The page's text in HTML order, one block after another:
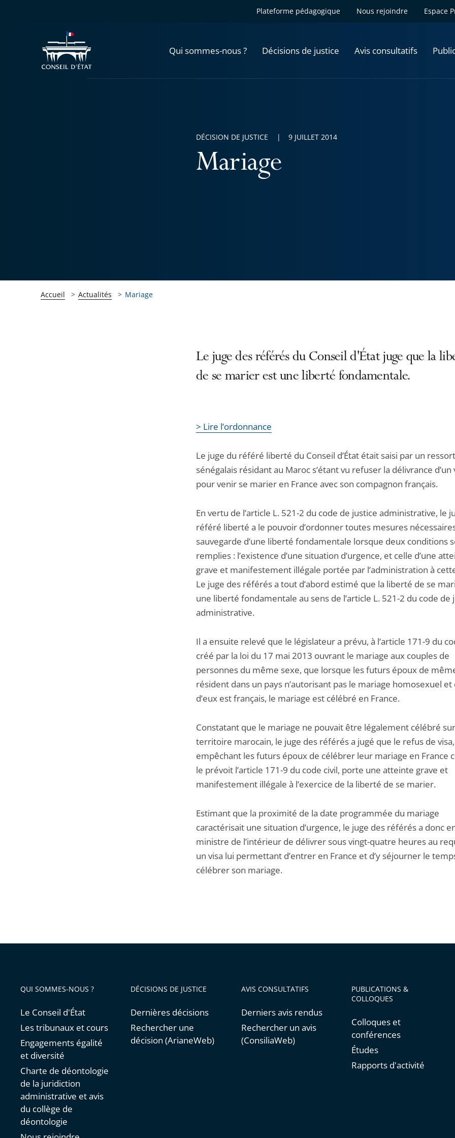
Plateforme pédagogique Nous rejoindre Espace
Qui sommes-nous ? Décisions de justice Avis consultatifs
Mariage
DÉCISION DE JUSTICE 9 JUILLET 2014
Accueil Actualités Mariage
Le juge des référés du Conseil d'État juge que la
de se marier est une liberté fondamentale.
> Lire l’ordonnance
Le juge du référé liberté du Conseil d’État était saisi par un
sénégalais résidant au Maroc s’étant vu refuser la délivrance d’un
pour venir se marier en France avec son compagnon français.
En vertu de l’article L. 521-2 du code de justice administrative, le
référé liberté a le pouvoir d’ordonner toutes mesures
sauvegarde d’une liberté fondamentale lorsque deux conditions
remplies : l’existence d’une situation d’urgence, et celle d’une
grave et manifestement illégale portée par l’administration à
Le juge des référés a tout d’abord estimé que la liberté de se
une liberté fondamentale au sens de l’article L. 521-2 du code de
administrative.
Il a ensuite relevé que le législateur a prévu, à l’article 171-9 du
créé par la loi du 17 mai 2013 ouvrant le mariage aux couples de
personnes du même sexe, que lorsque les futurs époux de
résident dans un pays n’autorisant pas le mariage homosexuel et
d’eux est français, le mariage est célébré en France.
Constatant que le mariage ne pouvait être légalement célébré
territoire marocain, le juge des référés a jugé que le refus de
empêchant les futurs époux de célébrer leur mariage en France
le prévoit l’article 171-9 du code civil, porte une atteinte grave et
manifestement illégale à l’exercice de la liberté de se marier.
Estimant que la proximité de la date programmée du mariage
caractérisait une situation d’urgence, le juge des référés a donc
ministre de l’intérieur de délivrer sous vingt-quatre heures au
un visa lui permettant d’entrer en France et d’y séjourner le
célébrer son mariage.
QUI SOMMES-NOUS ?
Le Conseil d'État
Les tribunaux et cours
Engagements égalité
et diversité
Charte de déontologie
de la juridiction
administrative et avis
du collège de
déontologie
DÉCISIONS DE JUSTICE
Dernières décisions
Rechercher une
décision (ArianeWeb)
AVIS CONSULTATIFS
Derniers avis rendus
Rechercher un avis
(ConsiliaWeb)
PUBLICATIONS &
COLLOQUES
Colloques et
conférences
Études
Rapports d'activité